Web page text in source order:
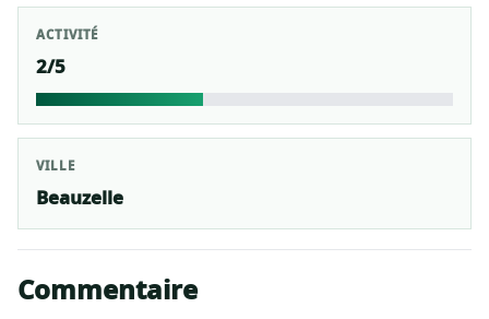
ACTIVITÉ
2/5
VILLE
Beauzelle
Commentaire